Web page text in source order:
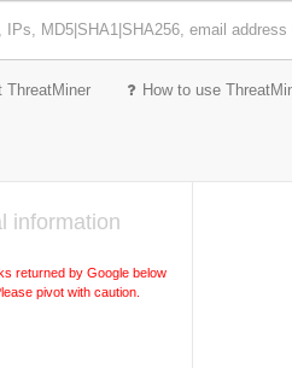
ThreatMiner How to use
information
returned by Google below
pivot with caution.